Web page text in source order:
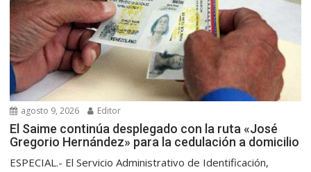
agosto 9, 2026 Editor
El Saime continúa desplegado con la ruta «José
Gregorio Hernández» para la cedulación a domicilio
ESPECIAL.- El Servicio Administrativo de Identificación,